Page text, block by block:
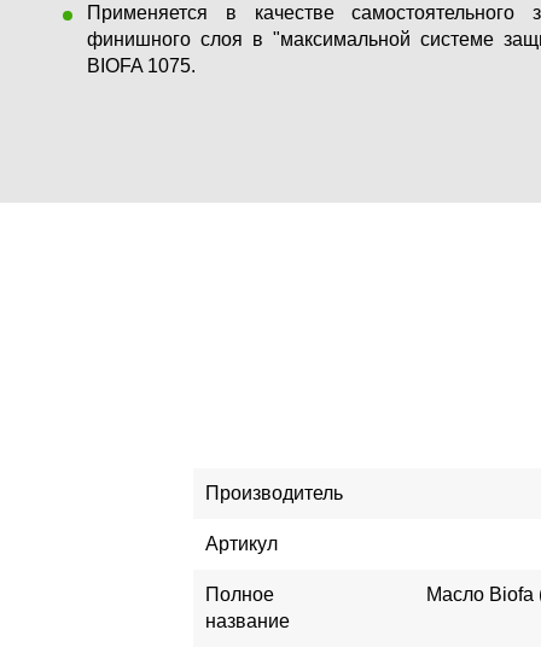
Применяется в качестве
финишного слоя в "максимальной системе
BIOFA 1075.
Производитель
Артикул
Полное
название
Масло Biofa